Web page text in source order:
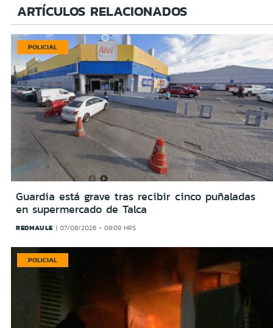
ARTÍCULOS RELACIONADOS
POLICIAL
Guardia está grave tras recibir cinco puñaladas
en supermercado de Talca
REDMAULE 07/08/2026 - 09:09 HRS
POLICIAL